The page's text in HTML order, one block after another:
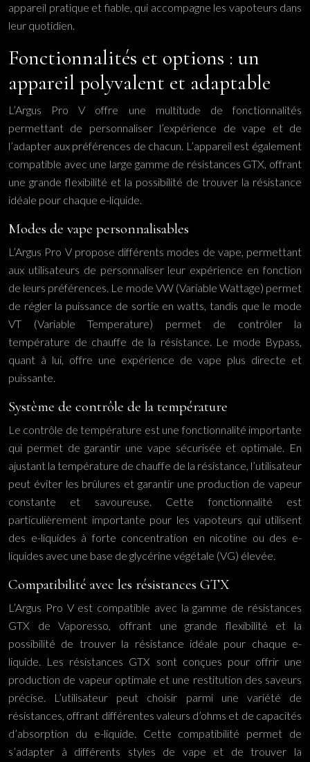
appareil pratique et fiable, qui accompagne les vapoteurs dans
leur quotidien.
Fonctionnalités et options : un
appareil polyvalent et adaptable
L’Argus Pro V offre une multitude de fonctionnalités
permettant de personnaliser l’expérience de vape et de
l’adapter aux préférences de chacun. L’appareil est également
compatible avec une large gamme de résistances GTX, offrant
une grande flexibilité et la possibilité de trouver la résistance
idéale pour chaque e-liquide.
Modes de vape personnalisables
L’Argus Pro V propose différents modes de vape, permettant
aux utilisateurs de personnaliser leur expérience en fonction
de leurs préférences. Le mode VW (Variable Wattage) permet
de régler la puissance de sortie en watts, tandis que le mode
VT (Variable Temperature) permet de contrôler la
température de chauffe de la résistance. Le mode Bypass,
quant à lui, offre une expérience de vape plus directe et
puissante.
Système de contrôle de la température
Le contrôle de température est une fonctionnalité importante
qui permet de garantir une vape sécurisée et optimale. En
ajustant la température de chauffe de la résistance, l’utilisateur
peut éviter les brûlures et garantir une production de vapeur
constante et savoureuse. Cette fonctionnalité est
particulièrement importante pour les vapoteurs qui utilisent
des e-liquides à forte concentration en nicotine ou des e-
liquides avec une base de glycérine végétale (VG) élevée.
Compatibilité avec les résistances GTX
L’Argus Pro V est compatible avec la gamme de résistances
GTX de Vaporesso, offrant une grande flexibilité et la
possibilité de trouver la résistance idéale pour chaque e-
liquide. Les résistances GTX sont conçues pour offrir une
production de vapeur optimale et une restitution des saveurs
précise. L’utilisateur peut choisir parmi une variété de
résistances, offrant différentes valeurs d’ohms et de capacités
d’absorption du e-liquide. Cette compatibilité permet de
s’adapter à différents styles de vape et de trouver la